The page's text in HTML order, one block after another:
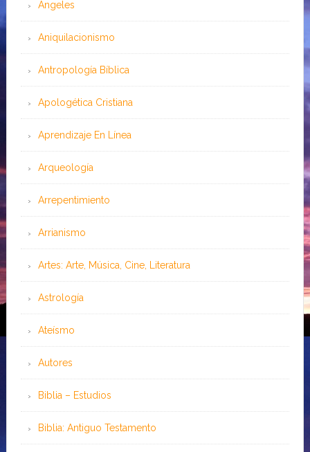
Angeles
Aniquilacionismo
Antropología Bíblica
Apologética Cristiana
Aprendizaje En Línea
Arqueología
Arrepentimiento
Arrianismo
Artes: Arte, Música, Cine, Literatura
Astrología
Ateísmo
Autores
Biblia – Estudios
Biblia: Antiguo Testamento